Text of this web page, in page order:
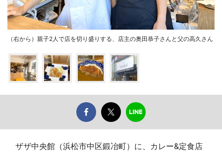
（右から）親子2人で店を切り盛りする、店主の奥田恭子さんと父の高久さん
ザザ中央館（浜松市中区鍛冶町）に、カレー&定食店